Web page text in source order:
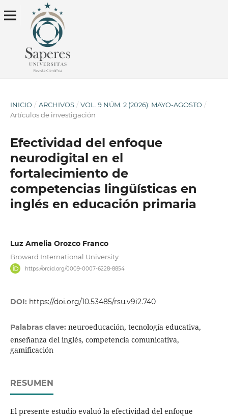
INICIO / ARCHIVOS / VOL. 9 NÚM. 2 (2026): MAYO-AGOSTO /
Artículos de investigación
Efectividad del enfoque
neurodigital en el
fortalecimiento de
competencias lingüísticas en
inglés en educación primaria
Luz Amelia Orozco Franco
Broward International University
https://orcid.org/0009-0007-6228-8854
DOI: https://doi.org/10.53485/rsu.v9i2.740
Palabras clave: neuroeducación, tecnología educativa,
enseñanza del inglés, competencia comunicativa,
gamificación
RESUMEN
El presente estudio evaluó la efectividad del enfoque